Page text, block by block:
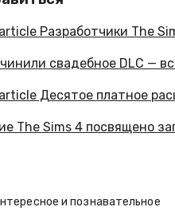
свадебное DLC —
The Sims 4 посвящено
и познавательное